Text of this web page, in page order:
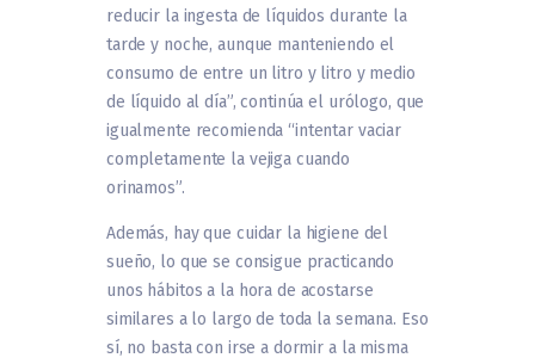
reducir la ingesta de líquidos durante la
tarde y noche, aunque manteniendo el
consumo de entre un litro y litro y medio
de líquido al día”, continúa el urólogo, que
igualmente recomienda “intentar vaciar
completamente la vejiga cuando
orinamos”.
Además, hay que cuidar la higiene del
sueño, lo que se consigue practicando
unos hábitos a la hora de acostarse
similares a lo largo de toda la semana. Eso
sí, no basta con irse a dormir a la misma